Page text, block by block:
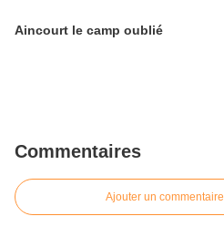
Aincourt le camp oublié
Commentaires
Ajouter un commentaire